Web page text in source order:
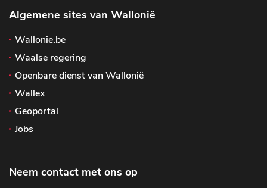
Algemene sites van Wallonië
Wallonie.be
Waalse regering
Openbare dienst van Wallonië
Wallex
Geoportal
Jobs
Neem contact met ons op